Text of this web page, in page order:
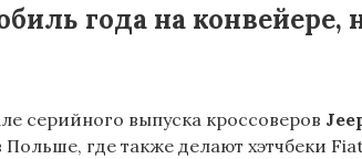
года на
серийного выпуска кроссоверов
где также делают хэтчбеки